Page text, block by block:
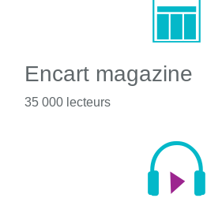
Encart magazine
35 000 lecteurs